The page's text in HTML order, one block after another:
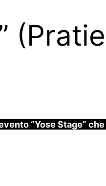
“Yose Stage”